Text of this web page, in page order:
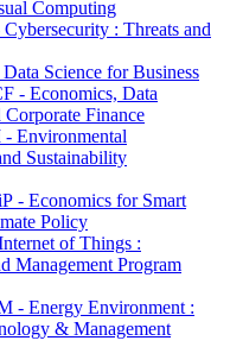
Computing
: Threats and
Science for Business
- Economics, Data
Finance
Environmental
Sustainability
- Economics for Smart
Policy
of Things :
Management Program
- Energy Environment :
& Management